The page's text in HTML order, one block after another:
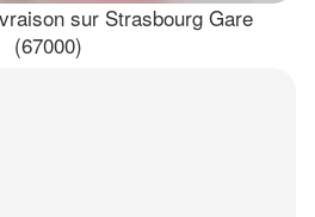
sur Strasbourg Gare
(67000)